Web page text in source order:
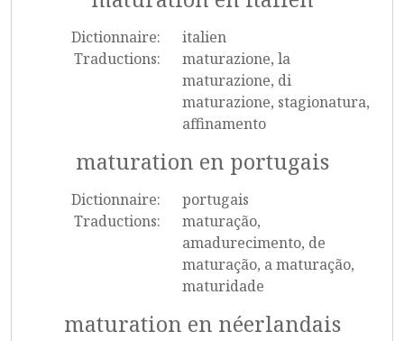
Dictionnaire:
italien
Traductions:
maturazione, la
maturazione, di
maturazione, stagionatura,
affinamento
maturation en portugais
Dictionnaire:
portugais
Traductions:
maturação,
amadurecimento, de
maturação, a maturação,
maturidade
maturation en néerlandais